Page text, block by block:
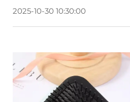
2025-10-30 10:30:00